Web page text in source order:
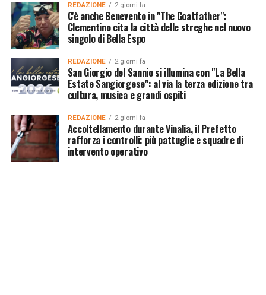
REDAZIONE 2 giorni fa
C'è anche Benevento in "The Goatfather":
Clementino cita la città delle streghe nel nuovo
singolo di Bella Espo
REDAZIONE 2 giorni fa
San Giorgio del Sannio si illumina con "La Bella
Estate Sangiorgese": al via la terza edizione tra
cultura, musica e grandi ospiti
REDAZIONE 2 giorni fa
Accoltellamento durante Vinalia, il Prefetto
rafforza i controlli: più pattuglie e squadre di
intervento operativo